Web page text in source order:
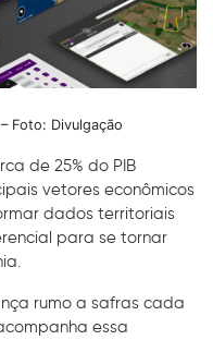
Foto: Divulgação
de 25% do PIB
vetores econômicos
dados territoriais
para se tornar
rumo a safras cada
essa